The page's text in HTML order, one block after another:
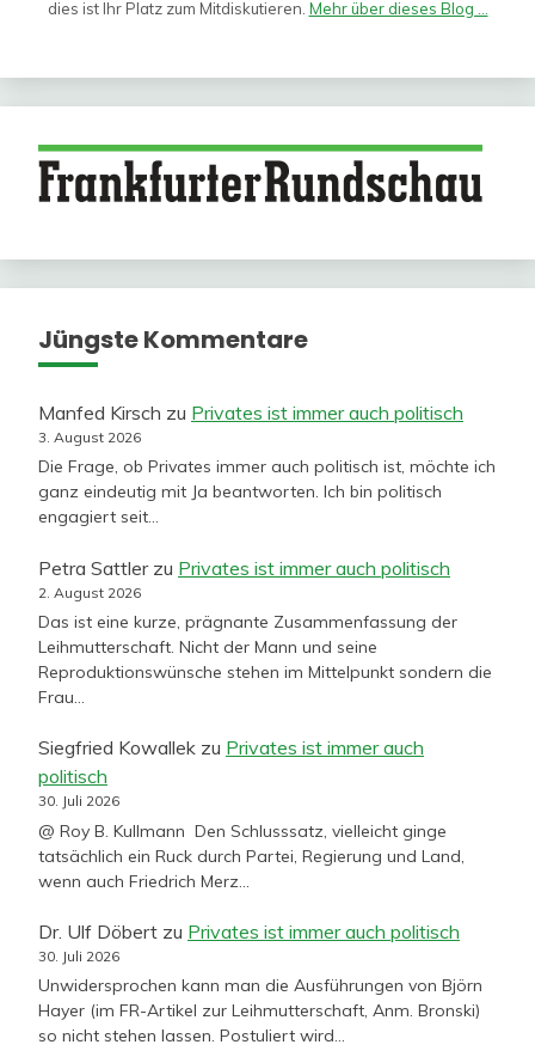
dies ist Ihr Platz zum Mitdiskutieren. Mehr über dieses Blog ...
Jüngste Kommentare
Manfed Kirsch zu Privates ist immer auch politisch
3. August 2026
Die Frage, ob Privates immer auch politisch ist, möchte ich
ganz eindeutig mit Ja beantworten. Ich bin politisch
engagiert seit…
Petra Sattlerzu Privates ist immer auch politisch
2. August 2026
Das ist eine kurze, prägnante Zusammenfassung der
Leihmutterschaft. Nicht der Mann und seine
Reproduktionswünsche stehen im Mittelpunkt sondern die
Frau…
Siegfried Kowallek zu Privates ist immer auch
politisch
30. Juli 2026
@ Roy B. Kullmann Den Schlusssatz, vielleicht ginge
tatsächlich ein Ruck durch Partei, Regierung und Land,
wenn auch Friedrich Merz…
Dr. Ulf Döbert zu Privates ist immer auch politisch
30. Juli 2026
Unwidersprochen kann man die Ausführungen von Björn
Hayer (im FR-Artikel zur Leihmutterschaft, Anm. Bronski)
so nicht stehen lassen. Postuliert wird…